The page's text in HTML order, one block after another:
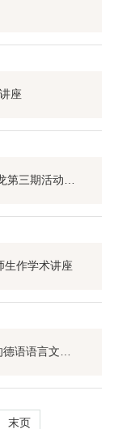
座
生作学术讲座
末页